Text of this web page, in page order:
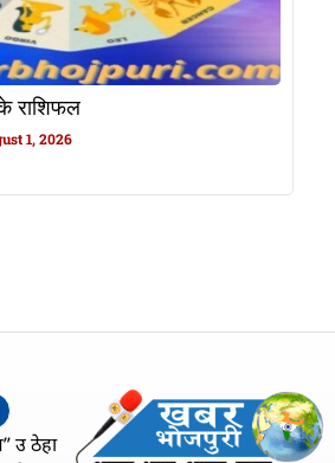
राशिफल
1, 2026
उ ठेहा